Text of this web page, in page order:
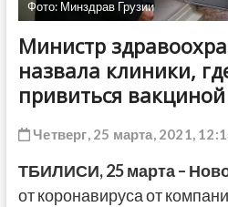
Фото: Минздрав Грузии
Министр
назвала клиники,
привиться
Четверг, 25 марта, 2021,
ТБИЛИСИ,25 марта–
от коронавируса от